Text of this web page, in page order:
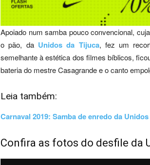
Apoiado num samba pouco convencional,
o pão, da Unidos da Tijuca, fez um
semelhante à estética dos filmes bíblicos,
bateria do mestre Casagrande e o canto
Leia também:
Carnaval 2019: Samba de enredo da
Confira as fotos do desfile da